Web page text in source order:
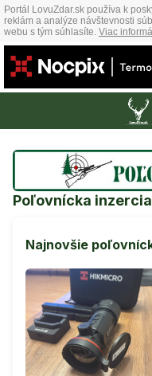
Portál LovuZdar.sk používa k
reklám a analýze návštevnosti
webu s tým súhlasíte. Viac
Poľovnícka
Najnovšie